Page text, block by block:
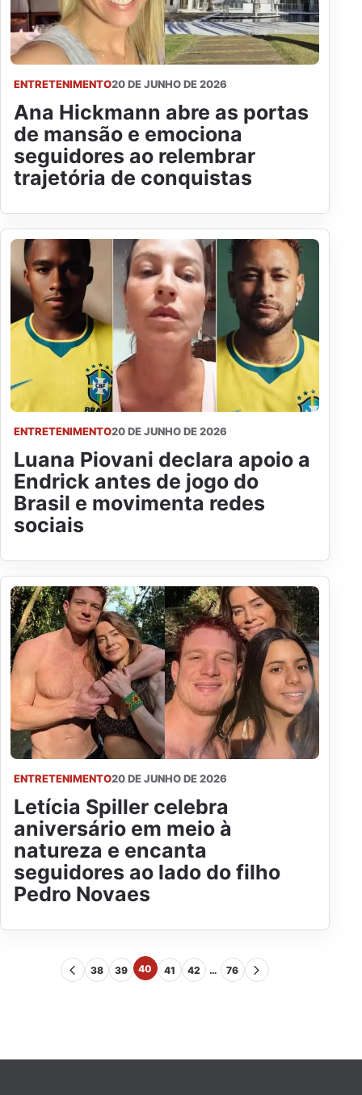
ENTRETENIMENTO20 DE JUNHO DE 2026
Ana Hickmann abre as portas
de mansão e emociona
seguidores ao relembrar
trajetória de conquistas
ENTRETENIMENTO20 DE JUNHO DE 2026
Luana Piovani declara apoio a
Endrick antes de jogo do
Brasil e movimenta redes
sociais
ENTRETENIMENTO20 DE JUNHO DE 2026
Letícia Spiller celebra
aniversário em meio à
natureza e encanta
seguidores ao lado do filho
Pedro Novaes
38 39 40 41 42 … 76